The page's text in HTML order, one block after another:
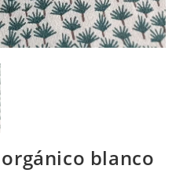
blanco